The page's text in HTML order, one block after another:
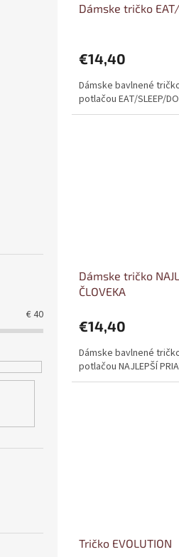
€40
Dámske tričko EAT/
€14,40
Dámske bavlnené
potlačou EAT/SLEEP/
Dámske tričko
ČLOVEKA
€14,40
Dámske bavlnené
potlačou NAJLEPŠÍ
Tričko EVOLUTION